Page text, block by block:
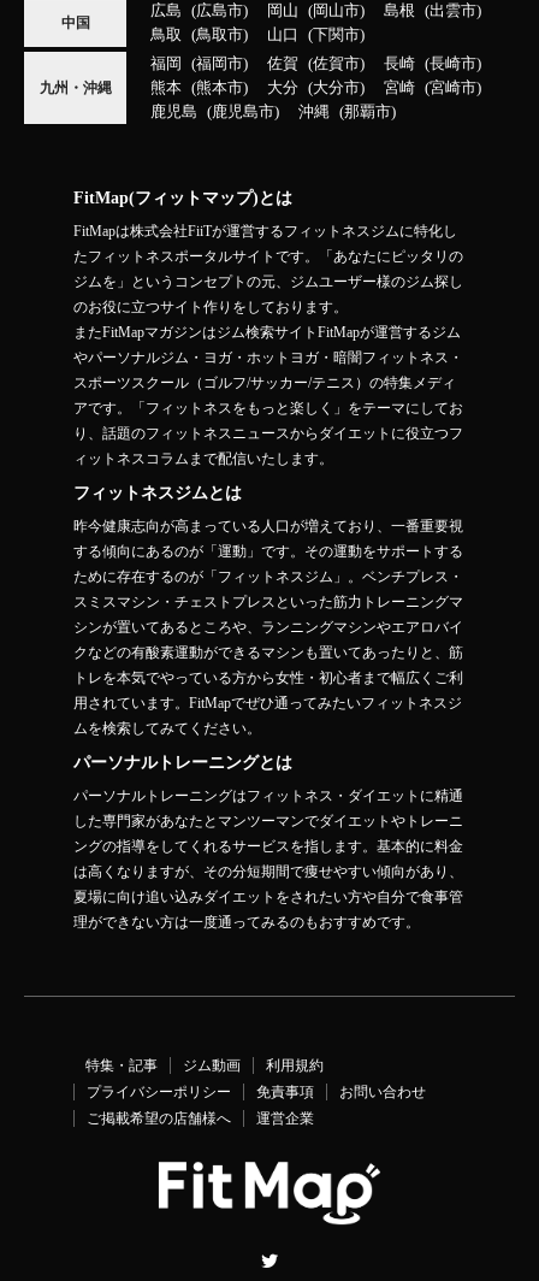
中国
広島 広島市 岡山 岡山市 島根
出雲市
鳥取
鳥取市 山口 下関市
九州・沖縄
福岡 福岡市 佐賀 佐賀市 長崎
長崎市
熊本
熊本市 大分 大分市 宮崎
宮崎市
鹿児島
鹿児島市 沖縄 那覇市
FitMap(フィットマップ)とは
FitMapは株式会社FiiTが運営するフィットネスジムに特化し
たフィットネスポータルサイトです。「あなたにピッタリの
ジムを」というコンセプトの元、ジムユーザー様のジム探し
のお役に立つサイト作りをしております。
またFitMapマガジンはジム検索サイトFitMapが運営するジム
やパーソナルジム・ヨガ・ホットヨガ・暗闇フィットネス・
スポーツスクール（ゴルフ/サッカー/テニス）の特集メディ
アです。「フィットネスをもっと楽しく」をテーマにしてお
り、話題のフィットネスニュースからダイエットに役立つフ
ィットネスコラムまで配信いたします。
フィットネスジムとは
昨今健康志向が高まっている人口が増えており、一番重要視
する傾向にあるのが「運動」です。その運動をサポートする
ために存在するのが「フィットネスジム」。ベンチプレス・
スミスマシン・チェストプレスといった筋力トレーニングマ
シンが置いてあるところや、ランニングマシンやエアロバイ
クなどの有酸素運動ができるマシンも置いてあったりと、筋
トレを本気でやっている方から女性・初心者まで幅広くご利
用されています。FitMapでぜひ通ってみたいフィットネスジ
ムを検索してみてください。
パーソナルトレーニングとは
パーソナルトレーニングはフィットネス・ダイエットに精通
した専門家があなたとマンツーマンでダイエットやトレーニ
ングの指導をしてくれるサービスを指します。基本的に料金
は高くなりますが、その分短期間で痩せやすい傾向があり、
夏場に向け追い込みダイエットをされたい方や自分で食事管
理ができない方は一度通ってみるのもおすすめです。
特集・記事 ジム動画
利用規約
プライバシーポリシー
免責事項
お問い合わせ
ご掲載希望の店舗様へ
運営企業